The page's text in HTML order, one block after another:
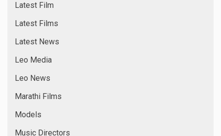
Latest Film
Latest Films
Latest News
Leo Media
Leo News
Marathi Films
Models
Music Directors